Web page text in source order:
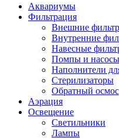
Аквариумы
Фильтрация
Внешние
Внутренние
Навесные
Помпы и насосы
Наполнители
Стерилизаторы
Обратный осмос
Аэрация
Освещение
Светильники
Лампы